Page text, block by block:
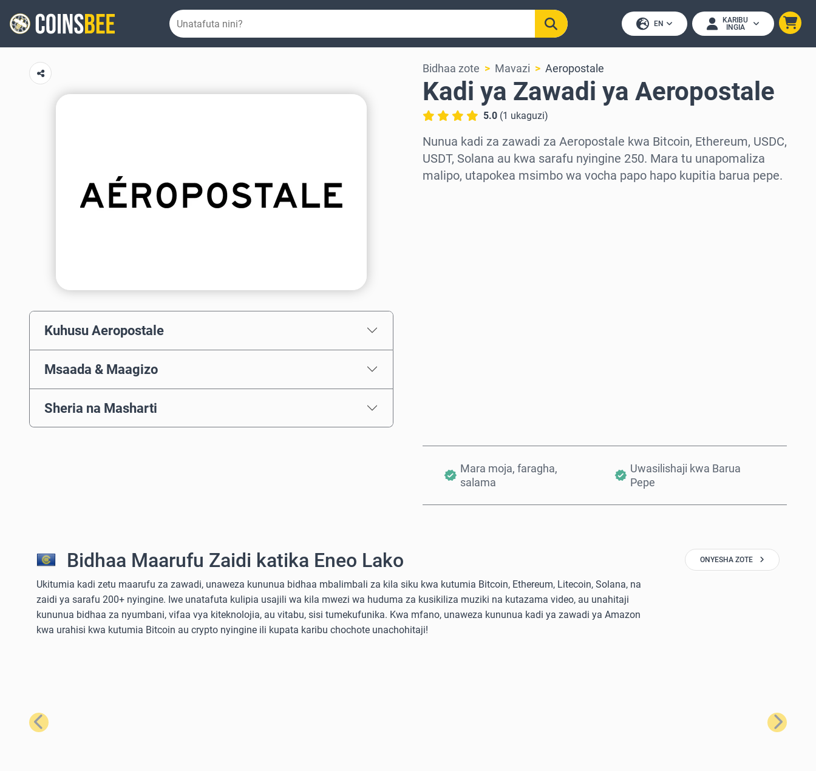
EN
KARIBU
INGIA
Kuhusu Aeropostale
Msaada & Maagizo
Sheria na Masharti
Bidhaa zote Mavazi Aeropostale
Kadi ya Zawadi ya Aeropostale
5.0 (1 ukaguzi)
Nunua kadi za zawadi za Aeropostale kwa Bitcoin, Ethereum, USDC,
USDT, Solana au kwa sarafu nyingine 250. Mara tu unapomaliza
malipo, utapokea msimbo wa vocha papo hapo kupitia barua pepe.
Mara moja, faragha,
salama
Uwasilishaji kwa Barua
Pepe
Bidhaa Maarufu Zaidi katika Eneo Lako
Ukitumia kadi zetu maarufu za zawadi, unaweza kununua bidhaa mbalimbali za kila siku kwa kutumia Bitcoin, Ethereum, Litecoin, Solana, na
zaidi ya sarafu 200+ nyingine. Iwe unatafuta kulipia usajili wa kila mwezi wa huduma za kusikiliza muziki na kutazama video, au unahitaji
kununua bidhaa za nyumbani, vifaa vya kiteknolojia, au vitabu, sisi tumekufunika. Kwa mfano, unaweza kununua kadi ya zawadi ya Amazon
kwa urahisi kwa kutumia Bitcoin au crypto nyingine ili kupata karibu chochote unachohitaji!
ONYESHA ZOTE
Iliyopita Ifuatayo